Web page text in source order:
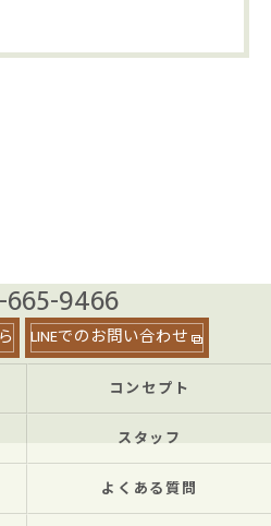
9466
LINEでのお問い合わせ
コンセプト
スタッフ
よくある質問